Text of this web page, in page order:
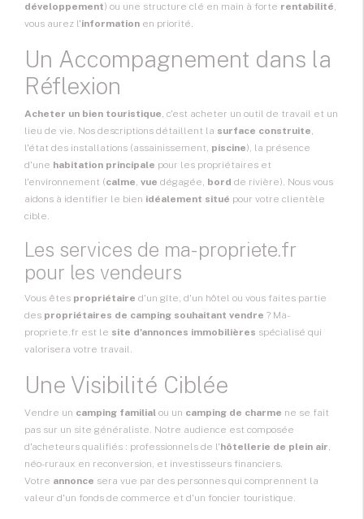
développement) ou une structure clé en main à forte rentabilité,
vous aurez l'information en priorité.
Un Accompagnement dans la
Réflexion
Acheter un bien touristique, c'est acheter un outil de travail et un
lieu de vie. Nos descriptions détaillent la surface construite,
l'état des installations (assainissement, piscine), la présence
d'une habitation principale pour les propriétaires et
l'environnement (calme, vue dégagée, bord de rivière). Nous vous
aidons à identifier le bien idéalement situé pour votre clientèle
cible.
Les services de ma-propriete.fr
pour les vendeurs
Vous êtes propriétaire d'un gîte, d'un hôtel ou vous faites partie
des propriétaires de camping souhaitant vendre ? Ma-
propriete.fr est le site d'annonces immobilières spécialisé qui
valorisera votre travail.
Une Visibilité Ciblée
Vendre un camping familial ou un camping de charme ne se fait
pas sur un site généraliste. Notre audience est composée
d'acheteurs qualifiés : professionnels de l'hôtellerie de plein air,
néo-ruraux en reconversion, et investisseurs financiers.
Votre annonce sera vue par des personnes qui comprennent la
valeur d'un fonds de commerce et d'un foncier touristique.